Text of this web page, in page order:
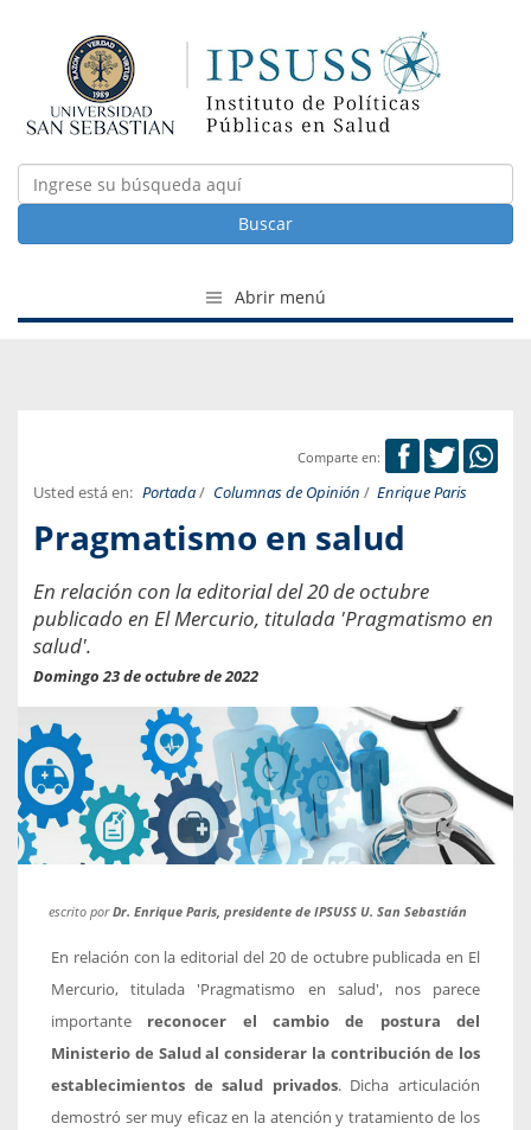
Buscar
Abrir menú
Comparte en:
Usted está en: Portada/ Columnas de Opinión / Enrique Paris
Pragmatismo en salud
En relación con la editorial del 20 de octubre
publicado en El Mercurio, titulada 'Pragmatismo en
salud'.
Domingo 23 de octubre de 2022
escrito porDr. Enrique Paris, presidente de IPSUSS U. San Sebastián
En relación con la editorial del 20 de octubre publicada en El
Mercurio, titulada 'Pragmatismo en salud', nos parece
importante reconocer el cambio de postura del
Ministerio de Salud al considerar la contribución de los
establecimientos de salud privados. Dicha articulación
demostró ser muy eficaz en la atención y tratamiento de los